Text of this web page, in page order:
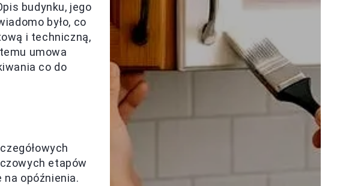
budynku, jego
było, co
i techniczną,
umowa
co do
etapów
opóźnienia.